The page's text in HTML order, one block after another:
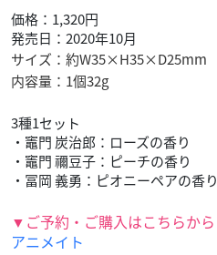
価格：1,320円
発売日：2020年10月
サイズ：約W35×H35×D25mm
内容量：1個32g
3種1セット
・竈門 炭治郎：ローズの香り
・竈門 禰豆子：ピーチの香り
・冨岡 義勇：ピオニーペアの香り
▼ご予約・ご購入はこちらから
アニメイト